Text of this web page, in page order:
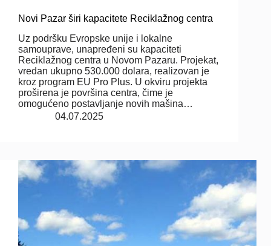
Novi Pazar širi kapacitete Reciklažnog centra
Uz podršku Evropske unije i lokalne
samouprave, unapređeni su kapaciteti
Reciklažnog centra u Novom Pazaru. Projekat,
vredan ukupno 530.000 dolara, realizovan je
kroz program EU Pro Plus. U okviru projekta
proširena je površina centra, čime je
omogućeno postavljanje novih mašina…
04.07.2025